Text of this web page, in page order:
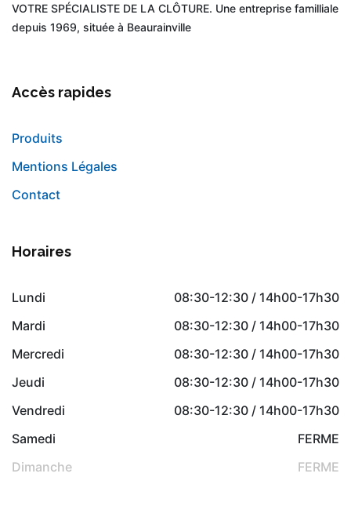
VOTRE SPÉCIALISTE DE LA CLÔTURE. Une entreprise familliale
depuis 1969, située à Beaurainville
Accès rapides
Produits
Mentions Légales
Contact
Horaires
Lundi
08:30-12:30 / 14h00-17h30
Mardi
08:30-12:30 / 14h00-17h30
Mercredi
08:30-12:30 / 14h00-17h30
Jeudi
08:30-12:30 / 14h00-17h30
Vendredi
08:30-12:30 / 14h00-17h30
Samedi
FERME
Dimanche
FERME